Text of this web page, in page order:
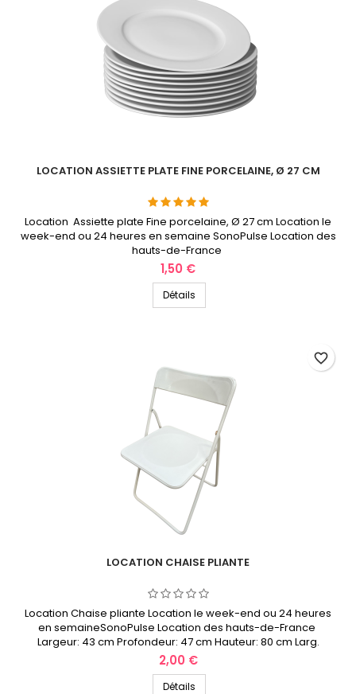
LOCATION ASSIETTE PLATE FINE PORCELAINE, Ø 27 CM
Location Assiette plate Fine porcelaine, Ø 27 cm Location le
week-end ou 24 heures en semaine SonoPulse Location des
hauts-de-France
Prix
1,50 €
Détails
LOCATION CHAISE PLIANTE
Location Chaise pliante Location le week-end ou 24 heures
en semaineSonoPulse Location des hauts-de-France
Largeur: 43 cm Profondeur: 47 cm Hauteur: 80 cm Larg.
assise: 39 cm Prof. assise: 41 cm Haut. assise: 45 cm Testé
pour: 110 kg
Prix
2,00 €
Détails
favorite_border